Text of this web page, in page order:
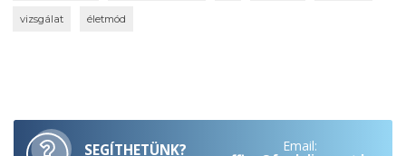
vizsgálat életmód
SEGÍTHETÜNK? Email: